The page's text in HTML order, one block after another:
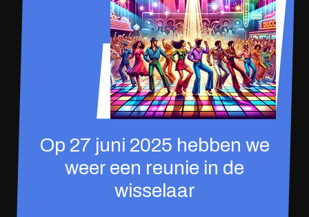
Op 27 juni 2025 hebben we
weer een reunie in de
wisselaar